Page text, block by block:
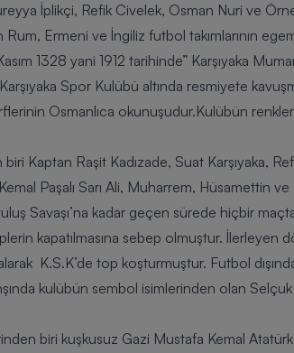
İplikçi, Refik Civelek, Osman Nuri ve
Ermeni ve İngiliz futbol takımlarının
1328 yani 1912 tarihinde” Karşıyaka
Karşıyaka Spor Kulübü altında resmiyete
Osmanlıca okunuşudur.Kulübün
biri Kaptan Raşit Kadızade, Suat Karşıyaka,
Paşalı Sarı Ali, Muharrem, Hüsamettin ve
Savaşı’na kadar geçen sürede hiçbir
kapatılmasına sebep olmuştur. İlerleyen
K.S.K’de top koşturmuştur. Futbol
kulübün sembol isimlerinden olan Selçuk
biri kuşkusuz Gazi Mustafa Kemal